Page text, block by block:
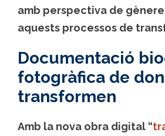
amb perspectiva de
aquests processos de
Documentació
fotogràfica de
transformen
Amb la nova obra digital “